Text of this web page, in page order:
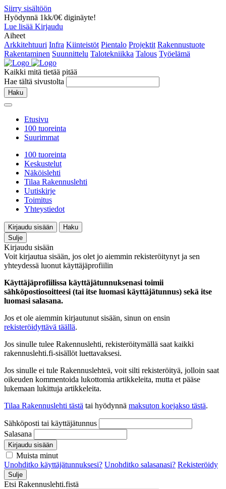
Siirry sisältöön
Hyödynnä 1kk/0€ diginäyte!
Lue lisää Kirjaudu
Aiheet
Arkkitehtuuri Infra Kiinteistöt Pientalo Projektit Rakennustuote
Rakentaminen Suunnittelu Talotekniikka Talous Työelämä
Kaikki mitä tietää pitää
Hae tältä sivustolta
Haku
Etusivu
100 tuoreinta
Suurimmat
100 tuoreinta
Keskustelut
Näköislehti
Tilaa Rakennuslehti
Uutiskirje
Toimitus
Yhteystiedot
Kirjaudu sisään
Haku
Sulje
Kirjaudu sisään
Voit kirjautua sisään, jos olet jo aiemmin rekisteröitynyt ja sen
yhteydessä luonut käyttäjäprofiilin
Käyttäjäprofiilissa käyttäjätunnuksenasi toimii
sähköpostiosoitteesi (tai itse luomasi käyttäjätunnus) sekä itse
luomasi salasana.
Jos et ole aiemmin kirjautunut sisään, sinun on ensin
rekisteröidyttävä täällä.
Jos sinulle tulee Rakennuslehti, rekisteröitymällä saat kaikki
rakennuslehti.fi-sisällöt luettavaksesi.
Jos sinulle ei tule Rakennuslehteä, voit silti rekisteröityä, jolloin saat
oikeuden kommentoida lukottomia artikkeleita, mutta et pääse
lukemaan lukittuja artikkeleita.
Tilaa Rakennuslehti tästä tai hyödynnä maksuton koejakso tästä.
Sähköposti tai käyttäjätunnus
Salasana
Kirjaudu sisään
Muista minut
Unohditko käyttäjätunnuksesi? Unohditko salasanasi? Rekisteröidy
Sulje
Etsi Rakennuslehti.fistä